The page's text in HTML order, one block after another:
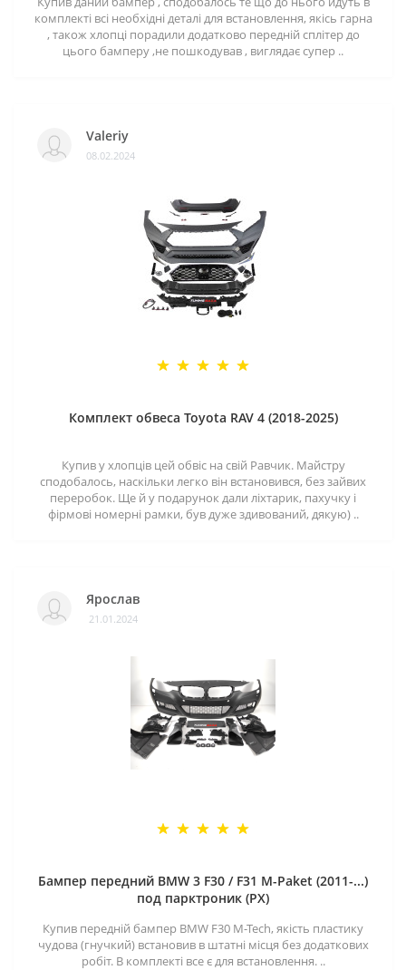
комплекті всі необхідні деталі для встановлення, якісь гарна
, також хлопці порадили додатково передній сплітер до
цього бамперу ,не пошкодував , виглядає супер ..
Valeriy
08.02.2024
Комплект обвеса Toyota RAV 4 (2018-2025)
Купив у хлопців цей обвіс на свій Равчик. Майстру
сподобалось, наскільки легко він встановився, без зайвих
переробок. Ще й у подарунок дали ліхтарик, пахучку і
фірмові номерні рамки, був дуже здивований, дякую) ..
Ярослав
21.01.2024
Бампер передний BMW 3 F30 / F31 M-Paket (2011-...)
под парктроник (PX)
Купив передній бампер BMW F30 M-Tech, якість пластику
чудова (гнучкий) встановив в штатні місця без додаткових
робіт. В комплекті все є для встановлення. ..